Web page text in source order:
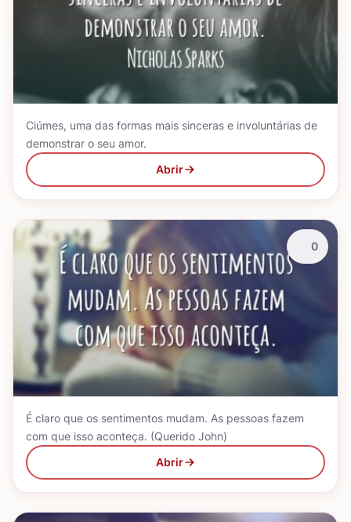
Ciúmes, uma das formas mais sinceras e involuntárias de
demonstrar o seu amor.
Abrir
É claro que os sentimentos mudam. As pessoas fazem
com que isso aconteça. (Querido John)
Abrir
0